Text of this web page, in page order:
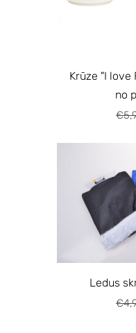
Krūze "I
no
Ledus